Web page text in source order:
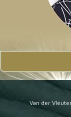
Van der